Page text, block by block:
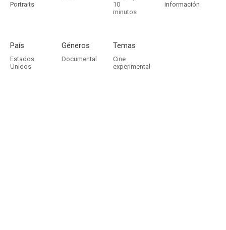
Portraits
10
minutos
información
País
Estados
Unidos
Géneros
Documental
Temas
Cine
experimental